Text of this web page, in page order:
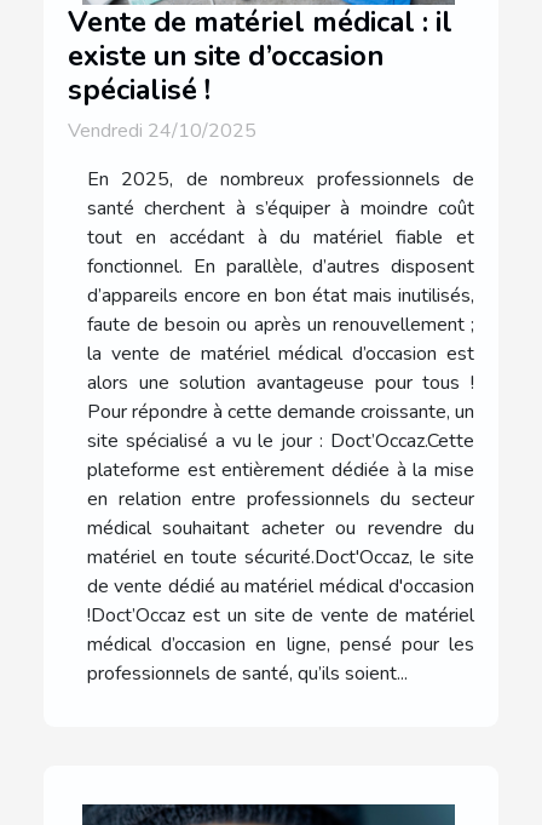
Vente de matériel médical : il
existe un site d’occasion
spécialisé !
Vendredi 24/10/2025
En 2025, de nombreux professionnels de
santé cherchent à s’équiper à moindre coût
tout en accédant à du matériel fiable et
fonctionnel. En parallèle, d’autres disposent
d’appareils encore en bon état mais inutilisés,
faute de besoin ou après un renouvellement ;
la vente de matériel médical d’occasion est
alors une solution avantageuse pour tous !
Pour répondre à cette demande croissante, un
site spécialisé a vu le jour : Doct’Occaz.Cette
plateforme est entièrement dédiée à la mise
en relation entre professionnels du secteur
médical souhaitant acheter ou revendre du
matériel en toute sécurité.Doct'Occaz, le site
de vente dédié au matériel médical d'occasion
!Doct’Occaz est un site de vente de matériel
médical d’occasion en ligne, pensé pour les
professionnels de santé, qu’ils soient...